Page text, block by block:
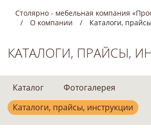
Столярно - мебельная компания
О компании
Каталоги,
КАТАЛОГИ, ПРАЙСЫ,
Каталог
Фотогалерея
Каталоги, прайсы, инструкции